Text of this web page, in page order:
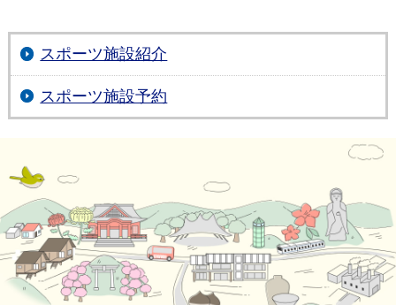
スポーツ施設紹介
スポーツ施設予約